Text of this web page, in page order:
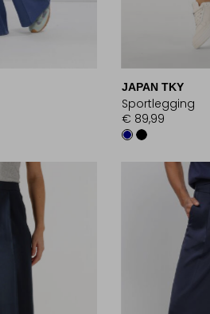
JAPAN TKY
Sportlegging
€ 89,99